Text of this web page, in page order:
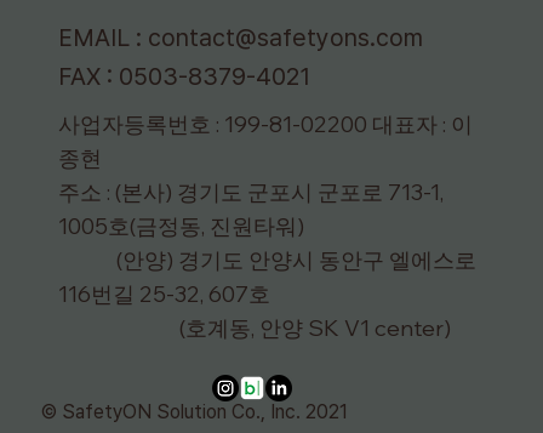
EMAIL : contact@safetyons.com
FAX : 0503-8379-4021
사업자등록번호 : 199-81-02200 대표자 : 이
종현
주소 : (본사) 경기도 군포시 군포로 713-1,
1005호(금정동, 진원타워)
(안양) 경기도 안양시 동안구 엘에스로
116번길 25-32, 607호
(호계동, 안양 SK V1 center)
© SafetyON Solution Co., Inc. 2021